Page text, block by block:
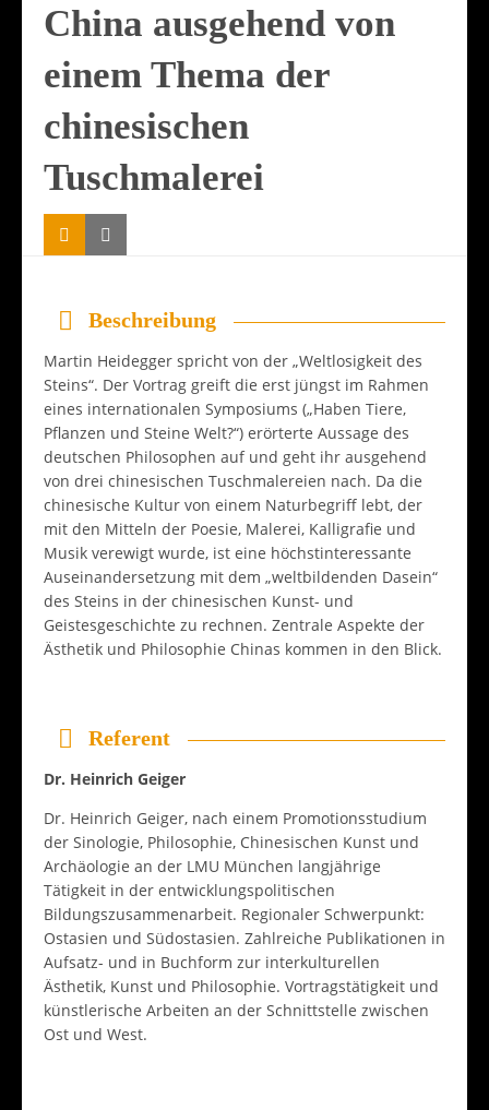
China ausgehend von
einem Thema der
chinesischen
Tuschmalerei
Beschreibung
Martin Heidegger spricht von der „Weltlosigkeit des
Steins“. Der Vortrag greift die erst jüngst im Rahmen
eines internationalen Symposiums („Haben Tiere,
Pflanzen und Steine Welt?“) erörterte Aussage des
deutschen Philosophen auf und geht ihr ausgehend
von drei chinesischen Tuschmalereien nach. Da die
chinesische Kultur von einem Naturbegriff lebt, der
mit den Mitteln der Poesie, Malerei, Kalligrafie und
Musik verewigt wurde, ist eine höchstinteressante
Auseinandersetzung mit dem „weltbildenden Dasein“
des Steins in der chinesischen Kunst- und
Geistesgeschichte zu rechnen. Zentrale Aspekte der
Ästhetik und Philosophie Chinas kommen in den Blick.
Referent
Dr. Heinrich Geiger
Dr. Heinrich Geiger, nach einem Promotionsstudium
der Sinologie, Philosophie, Chinesischen Kunst und
Archäologie an der LMU München langjährige
Tätigkeit in der entwicklungspolitischen
Bildungszusammenarbeit. Regionaler Schwerpunkt:
Ostasien und Südostasien. Zahlreiche Publikationen in
Aufsatz- und in Buchform zur interkulturellen
Ästhetik, Kunst und Philosophie. Vortragstätigkeit und
künstlerische Arbeiten an der Schnittstelle zwischen
Ost und West.